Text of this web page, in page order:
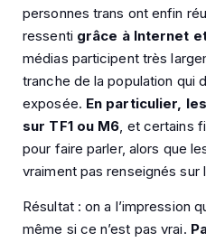
personnes trans ont enfin
ressenti grâce à Internet
médias participent très
tranche de la population qui
exposée. En particulier,
sur TF1 ou M6, et certains
pour faire parler, alors que
vraiment pas renseignés sur
Résultat : on a l’impression
même si ce n’est pas vrai.